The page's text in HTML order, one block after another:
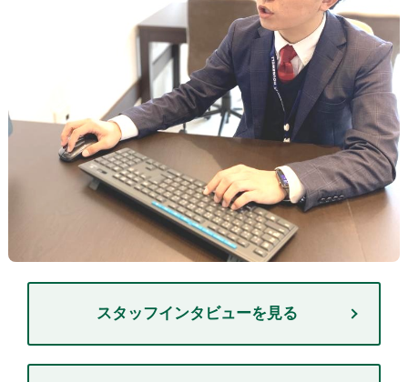
スタッフインタビューを見る